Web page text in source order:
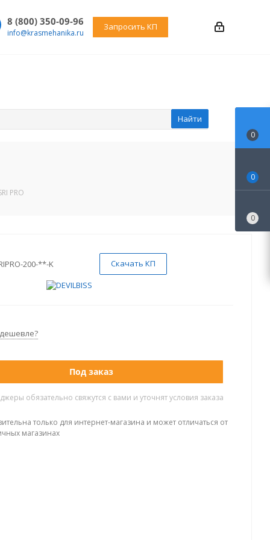
8 (800) 350-09-96
info@krasmehanika.ru
Запросить КП
Найти
PRO
200-**-K Скачать КП
Под заказ
обязательно свяжутся с вами и уточнят условия заказа
только для интернет-магазина и может отличаться от
магазинах
0
0
0